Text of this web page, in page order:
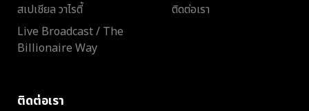
สเปเชียล วาไรตี้
Live Broadcast / The
Billionaire Way
ติดต่อเรา
ติดต่อเรา